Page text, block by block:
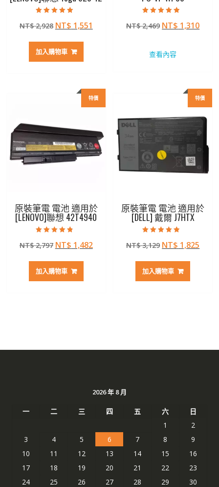
5.00
滿分 5
NT$2,928 原
價
格：
NT$ 1,551
加入購物車
4.50
滿分 5
NT$2,469 原
格：
NT$ 1,310目
查看內容
特價
原裝筆電 電池 適用於
[LENOVO]聯想 42T4940
4.50
滿分 5
NT$2,797 原
價
格：
NT$ 1,482目
加入購物車
特價
原裝筆電 電池 適用於
[DELL] 戴爾 J7HTX
4.50
滿分 5
NT$3,129 原
價
格：
NT$ 1,825
加入購物車
2026 年 8 月
一 二 三 四 五 六
日
1
2
3
4 5 6 7 8
9
10
11 12 13 14 15
16
17
18 19 20 21 22
23
24
25 26 27 28 29
30